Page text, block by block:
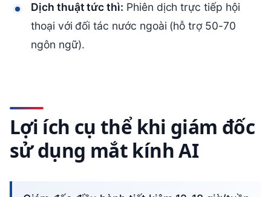
Dịch thuật tức thì: Phiên dịch trực tiếp hội
thoại với đối tác nước ngoài (hỗ trợ 50-70
ngôn ngữ).
Lợi ích cụ thể khi giám đốc
sử dụng mắt kính AI